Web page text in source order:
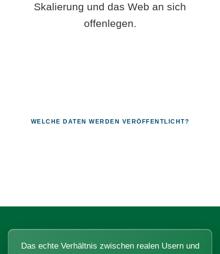
Skalierung und das Web an sich
offenlegen.
WELCHE DATEN WERDEN VERÖFFENTLICHT?
Das echte Verhältnis zwischen realen Usern und